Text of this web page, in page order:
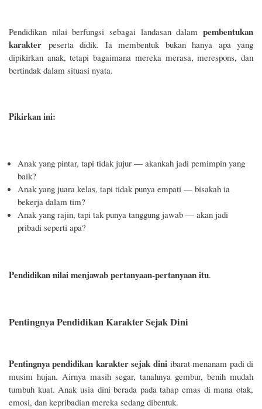
Pendidikan nilai berfungsi sebagai landasan dalam pembentukan
karakter peserta didik. Ia membentuk bukan hanya apa yang
dipikirkan anak, tetapi bagaimana mereka merasa, merespons, dan
bertindak dalam situasi nyata.
Pikirkan ini:
Anak yang pintar, tapi tidak jujur — akankah jadi pemimpin yang
baik?
Anak yang juara kelas, tapi tidak punya empati — bisakah ia
bekerja dalam tim?
Anak yang rajin, tapi tak punya tanggung jawab — akan jadi
pribadi seperti apa?
Pendidikan nilai menjawab pertanyaan-pertanyaan itu.
Pentingnya Pendidikan Karakter Sejak Dini
Pentingnya pendidikan karakter sejak diniibarat menanam padi di
musim hujan. Airnya masih segar, tanahnya gembur, benih mudah
tumbuh kuat. Anak usia dini berada pada tahap emas di mana otak,
emosi, dan kepribadian mereka sedang dibentuk.